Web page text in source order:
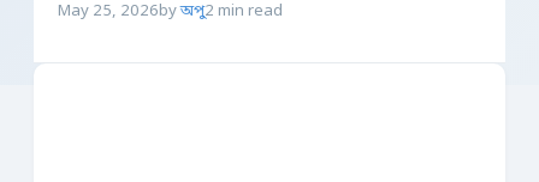
May 25, 2026byঅপু2 min read